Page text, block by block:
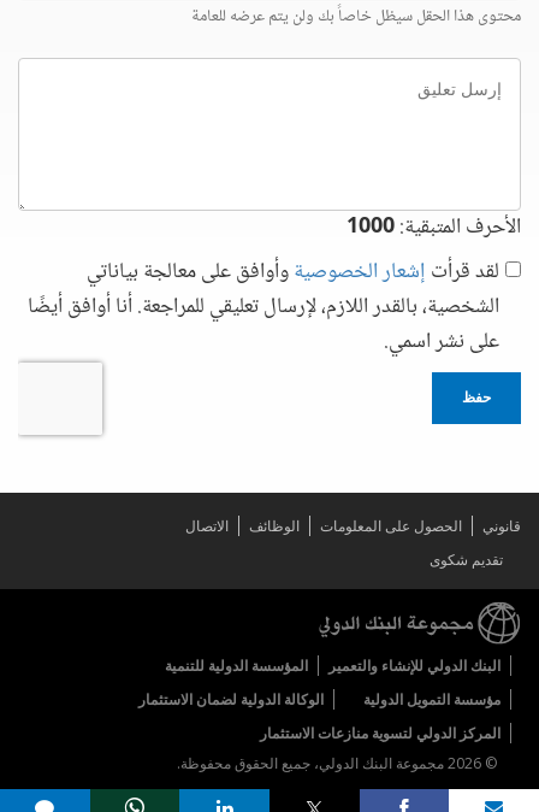
محتوى هذا الحقل سيظل خاصاً بك ولن يتم عرضه للعامة
إرسل
تعليق
الأحرف المتبقية:1000
لقد قرأت إشعار الخصوصيةوأوافق على معالجة بياناتي
الشخصية، بالقدر اللازم، لإرسال تعليقي للمراجعة. أنا أوافق أيضًا
على نشر اسمي.
حفظ
Share on
comments added
قانوني الحصول على المعلومات الوظائف
الاتصال
تقديم شكوى
البنك الدولي للإنشاء والتعمير
المؤسسة الدولية للتنمية
مؤسسة التمويل الدولية
الوكالة الدولية لضمان الاستثمار
المركز الدولي لتسوية منازعات الاستثمار
© 2026 مجموعة البنك الدولي، جميع الحقوق محفوظة.